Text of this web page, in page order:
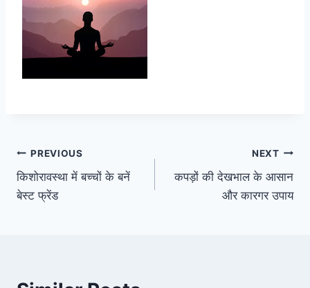
Post
navigation
PREVIOUS
किशोरावस्था में बच्चों के बनें
बेस्ट फ्रेंड
NEXT
कपड़ों की देखभाल के आसान
और कारगर उपाय